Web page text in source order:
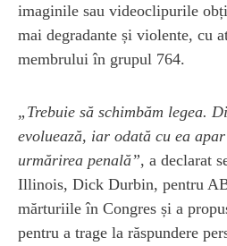
imaginile sau videoclipurile
mai degradante și violente, cu
membrului în grupul 764.
„Trebuie să schimbăm legea.
evoluează, iar odată cu ea
urmărirea penală”, a declarat
Illinois, Dick Durbin, pentru
mărturiile în Congres și a
pentru a trage la răspundere